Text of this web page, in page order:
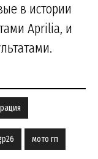
в истории
Aprilia, и
мото гп